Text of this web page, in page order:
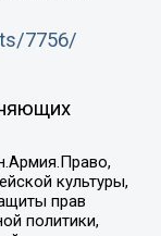
7756/
культуры,
прав
политики,